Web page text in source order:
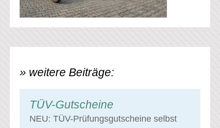
» weitere Beiträge:
TÜV-Gutscheine
NEU: TÜV-Prüfungsgutscheine selbst